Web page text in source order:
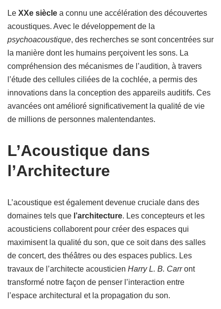
Le XXe siècle a connu une accélération des découvertes
acoustiques. Avec le développement de la
psychoacoustique, des recherches se sont concentrées sur
la manière dont les humains perçoivent les sons. La
compréhension des mécanismes de l’audition, à travers
l’étude des cellules ciliées de la cochlée, a permis des
innovations dans la conception des appareils auditifs. Ces
avancées ont amélioré significativement la qualité de vie
de millions de personnes malentendantes.
L’Acoustique dans
l’Architecture
L’acoustique est également devenue cruciale dans des
domaines tels que l’architecture. Les concepteurs et les
acousticiens collaborent pour créer des espaces qui
maximisent la qualité du son, que ce soit dans des salles
de concert, des théâtres ou des espaces publics. Les
travaux de l’architecte acousticien Harry L. B. Carront
transformé notre façon de penser l’interaction entre
l’espace architectural et la propagation du son.